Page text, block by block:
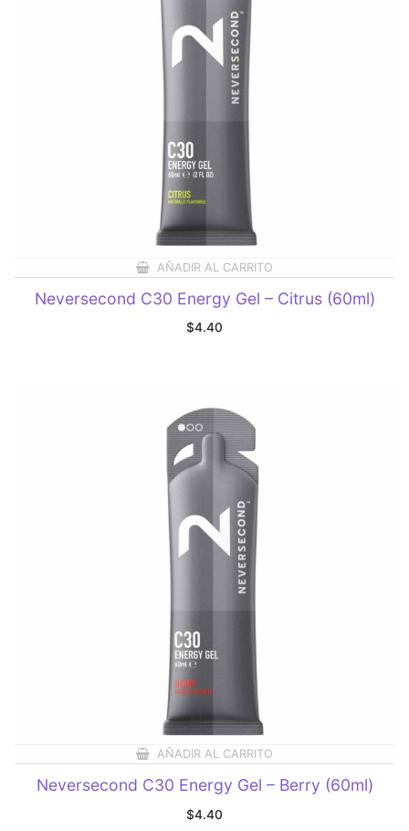
AÑADIR AL CARRITO
Neversecond C30 Energy Gel – Citrus (60ml)
$4.40
AÑADIR AL CARRITO
Neversecond C30 Energy Gel – Berry (60ml)
$4.40